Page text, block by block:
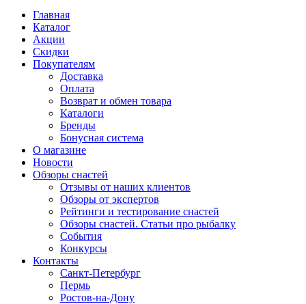
Главная
Каталог
Акции
Скидки
Покупателям
Доставка
Оплата
Возврат и обмен товара
Каталоги
Бренды
Бонусная система
О магазине
Новости
Обзоры снастей
Отзывы от наших клиентов
Обзоры от экспертов
Рейтинги и тестирование снастей
Обзоры снастей. Статьи про рыбалку
События
Конкурсы
Контакты
Санкт-Петербург
Пермь
Ростов-на-Дону